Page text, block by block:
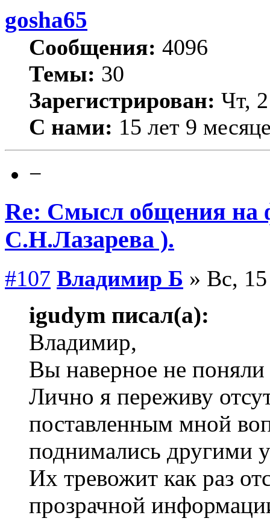
gosha65
Сообщения: 4096
Темы: 30
Зарегистрирован: Чт,
С нами: 15 лет 9
−
Re: Смысл общения на
С.Н.Лазарева ).
#107 Владимир Б » Вс,
igudym писал(а):
Владимир,
Вы наверное не
Лично я переживу
поставленным мной
поднимались другими
Их тревожит как раз
прозрачной